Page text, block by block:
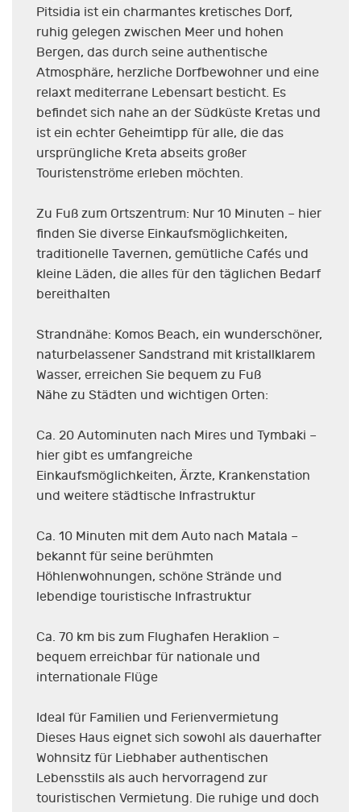
Pitsidia ist ein charmantes kretisches Dorf,
ruhig gelegen zwischen Meer und hohen
Bergen, das durch seine authentische
Atmosphäre, herzliche Dorfbewohner und eine
relaxt mediterrane Lebensart besticht. Es
befindet sich nahe an der Südküste Kretas und
ist ein echter Geheimtipp für alle, die das
ursprüngliche Kreta abseits großer
Touristenströme erleben möchten.
Zu Fuß zum Ortszentrum: Nur 10 Minuten – hier
finden Sie diverse Einkaufsmöglichkeiten,
traditionelle Tavernen, gemütliche Cafés und
kleine Läden, die alles für den täglichen Bedarf
bereithalten
Strandnähe: Komos Beach, ein wunderschöner,
naturbelassener Sandstrand mit kristallklarem
Wasser, erreichen Sie bequem zu Fuß
Nähe zu Städten und wichtigen Orten:
Ca. 20 Autominuten nach Mires und Tymbaki –
hier gibt es umfangreiche
Einkaufsmöglichkeiten, Ärzte, Krankenstation
und weitere städtische Infrastruktur
Ca. 10 Minuten mit dem Auto nach Matala –
bekannt für seine berühmten
Höhlenwohnungen, schöne Strände und
lebendige touristische Infrastruktur
Ca. 70 km bis zum Flughafen Heraklion –
bequem erreichbar für nationale und
internationale Flüge
Ideal für Familien und Ferienvermietung
Dieses Haus eignet sich sowohl als dauerhafter
Wohnsitz für Liebhaber authentischen
Lebensstils als auch hervorragend zur
touristischen Vermietung. Die ruhige und doch